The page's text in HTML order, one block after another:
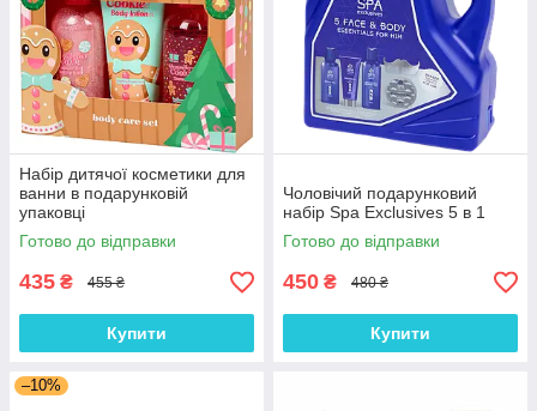
Набір дитячої косметики для
ванни в подарунковій
упаковці
Готово до відправки
435 ₴ 455 ₴
Купити
Чоловічий подарунковий
набір Spa Exclusives 5 в 1
Готово до відправки
450 ₴ 480 ₴
Купити
–10%